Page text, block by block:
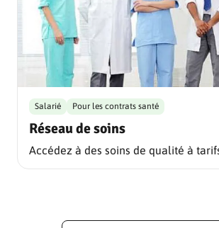
Réseau de soins
Salarié Pour les contrats santé
Accédez à des soins de qualité à